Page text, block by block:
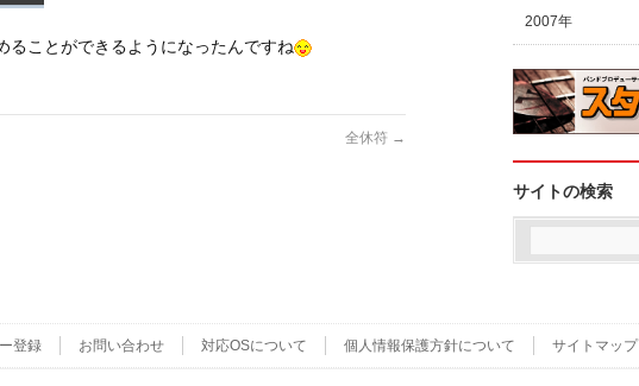
ることができるようになったんですね
全休符 →
2007年
サイトの検索
登録 お問い合わせ 対応OSについて 個人情報保護方針について サイトマップ